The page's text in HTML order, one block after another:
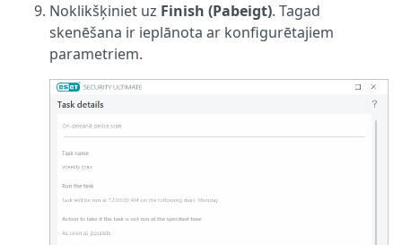
Noklikšķiniet uz Finish (Pabeigt). Tagad
skenēšana ir ieplānota ar konfigurētajiem
parametriem.